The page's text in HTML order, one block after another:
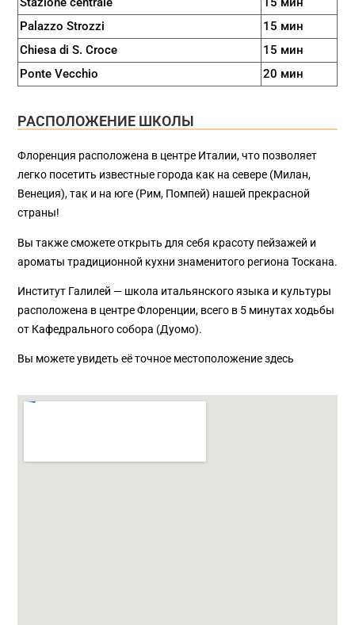
Palazzo Strozzi
15 мин
Chiesa di S. Croce
15 мин
Ponte Vecchio
20 мин
РАСПОЛОЖЕНИЕ ШКОЛЫ
Флоренция расположена в центре Италии, что позволяет
легко посетить известные города как на севере (Милан,
Венеция), так и на юге (Рим, Помпей) нашей прекрасной
страны!
Вы также сможете открыть для себя красоту пейзажей и
ароматы традиционной кухни знаменитого региона Тоскана.
Институт Галилей — школа итальянского языка и культуры
расположена в центре Флоренции, всего в 5 минутах ходьбы
от Кафедрального собора (Дуомо).
Вы можете увидеть её точное местоположение здесь